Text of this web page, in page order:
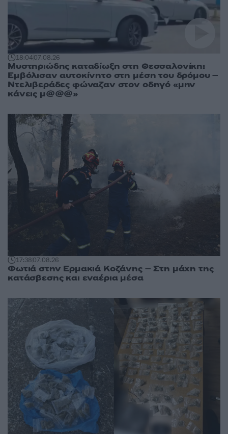
18:0407.08.26
Μυστηριώδης καταδίωξη στη Θεσσαλονίκη:
Εμβόλισαν αυτοκίνητο στη μέση του δρόμου –
Ντελιβεράδες φώναζαν στον οδηγό «μην
κάνεις μ@@@»
17:3807.08.26
Φωτιά στην Ερμακιά Κοζάνης – Στη μάχη της
κατάσβεσης και εναέρια μέσα